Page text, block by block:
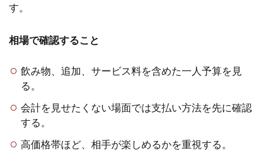
2.4
の候
補は
の軸
で比
べる
2.5
す。
相場で確認すること
飲み物、追加、サービス料を含めた一人予算を見
る。
会計を見せたくない場面では支払い方法を先に確認
する。
高価格帯ほど、相手が楽しめるかを重視する。